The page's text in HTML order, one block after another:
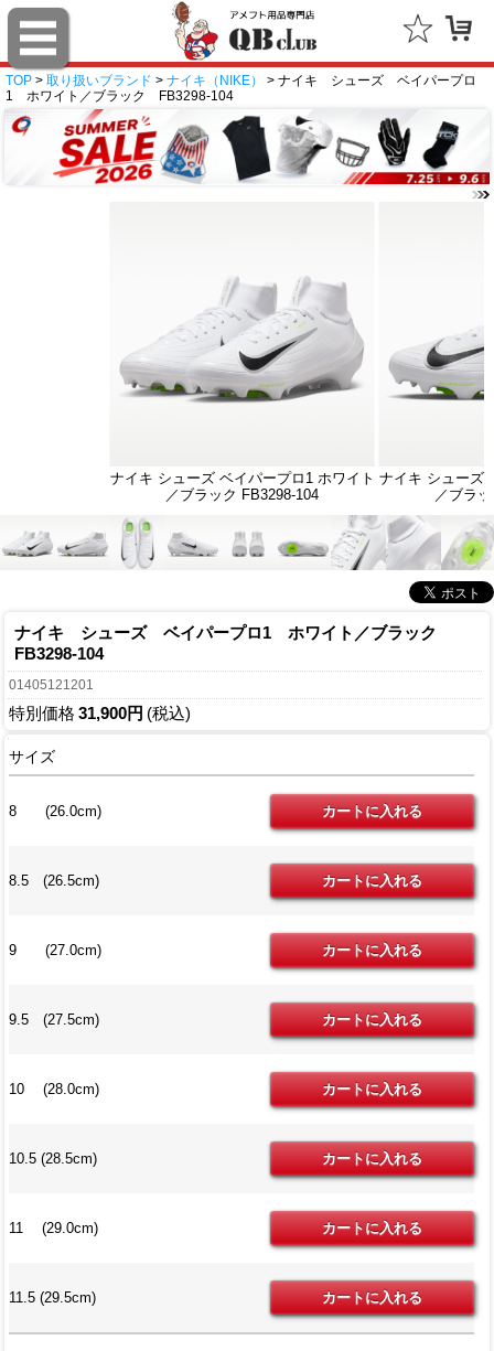
TOP > 取り扱いブランド > ナイキ（NIKE）
> ナイキ シューズ ベイパープロ
1 ホワイト／ブラック FB3298-104
ナイキ シューズ ベイパープロ1 ホワイト
／ブラック FB3298-104
ナイキ シューズ
／ブラ
ナイキ シューズ ベイパープロ1 ホワイト／ブラック
FB3298-104
01405121201
特別価格 31,900円 (税込)
サイズ
8 (26.0cm)
8.5 (26.5cm)
9 (27.0cm)
9.5 (27.5cm)
10 (28.0cm)
10.5 (28.5cm)
11 (29.0cm)
11.5 (29.5cm)